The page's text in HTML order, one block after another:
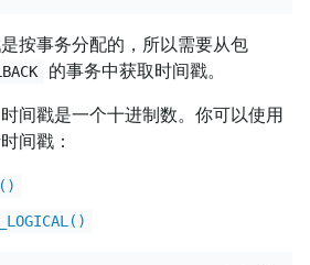
按事务分配的，所以需要从包
的事务中获取时间戳。
间戳是一个十进制数。你可以使用
间戳：